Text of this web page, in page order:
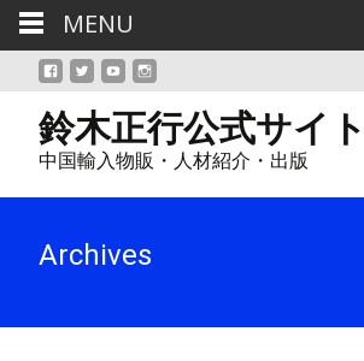
鈴木正行公式サイト
中国輸入物販・人材紹介・出版
Archives
MENU